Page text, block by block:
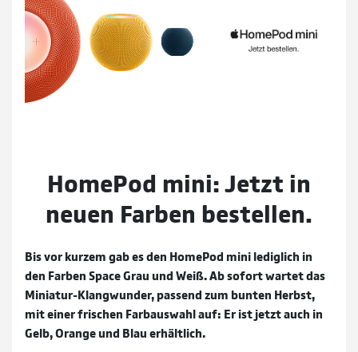
HomePod mini: Jetzt in
neuen Farben bestellen.
Bis vor kurzem gab es den HomePod mini lediglich in
den Farben Space Grau und Weiß. Ab sofort wartet das
Miniatur-Klangwunder, passend zum bunten Herbst,
mit einer frischen Farbauswahl auf: Er ist jetzt auch in
Gelb, Orange und Blau erhältlich.